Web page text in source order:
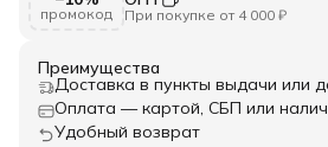
промокод При покупке от 4 000 ₽
Преимущества
Доставка в пункты выдачи или
Оплата — картой, СБП или
Удобный возврат